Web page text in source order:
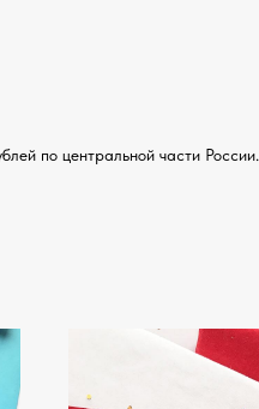
по центральной части России.